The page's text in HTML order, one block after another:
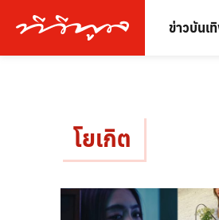
ข่าวบันเ
โยเกิต